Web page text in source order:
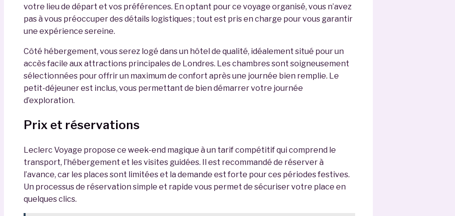
votre lieu de départ et vos préférences. En optant pour ce voyage organisé, vous n’avez
pas à vous préoccuper des détails logistiques ; tout est pris en charge pour vous garantir
une expérience sereine.
Côté hébergement, vous serez logé dans un hôtel de qualité, idéalement situé pour un
accès facile aux attractions principales de Londres. Les chambres sont soigneusement
sélectionnées pour offrir un maximum de confort après une journée bien remplie. Le
petit-déjeuner est inclus, vous permettant de bien démarrer votre journée
d’exploration.
Prix et réservations
Leclerc Voyage propose ce week-end magique à un tarif compétitif qui comprend le
transport, l’hébergement et les visites guidées. Il est recommandé de réserver à
l’avance, car les places sont limitées et la demande est forte pour ces périodes festives.
Un processus de réservation simple et rapide vous permet de sécuriser votre place en
quelques clics.